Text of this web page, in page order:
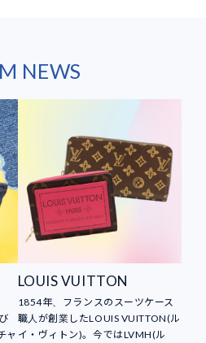
NEWS
ャ
LOUIS VUITTON
1854年、フランスのスーツケース
職人が創業したLOUIS VUITTON(ル
イ・ヴィトン)。今ではLVMH(ル